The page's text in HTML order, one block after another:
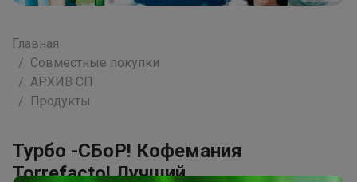
Главная
Совместные покупки
АРХИВ СП
Продукты
Турбо -СБоР! Кофемания
Torrefacto! Лучший